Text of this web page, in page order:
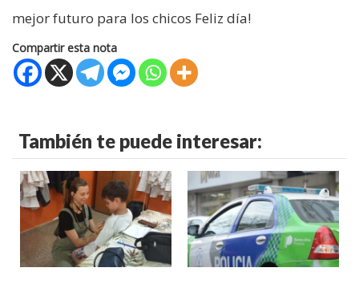
mejor futuro para los chicos Feliz día!
Compartir esta nota
También te puede interesar: